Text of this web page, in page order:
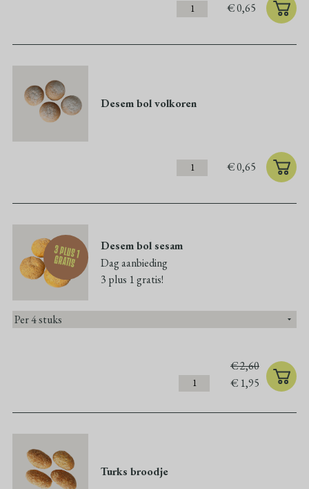
€0,65
Desem bol volkoren
€0,65
3 plus 1
gratis
Desem bol sesam
Dag aanbieding
3 plus 1 gratis!
€2,60
€ 1,95
Turks broodje